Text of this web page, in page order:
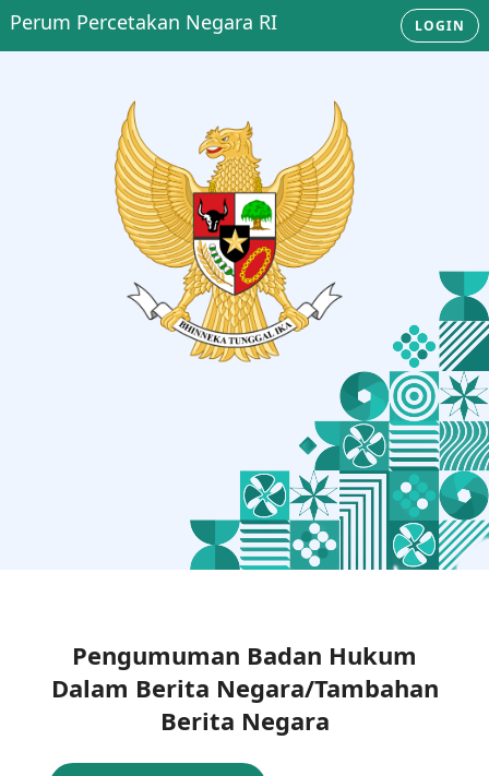
Perum Percetakan Negara RI LOGIN
Pengumuman Badan Hukum
Dalam Berita Negara/Tambahan
Berita Negara